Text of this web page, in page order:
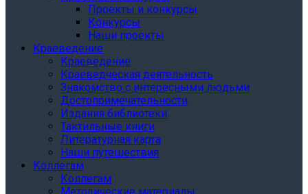
Проекты и конкурсы
Конкурсы
Наши проекты
Краеведение
Краеведение
Краеведческая деятельность
Знакомство с интересными людьми
Достопримечательности
Издания библиотеки
Тактильные книги
Литературная карта
Наши путешествия
Коллегам
Коллегам